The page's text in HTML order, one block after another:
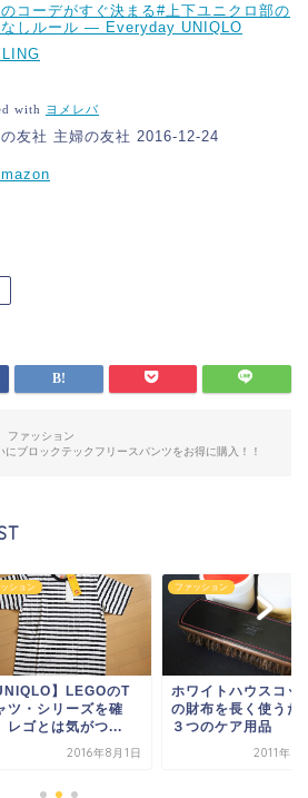
コーデがすぐ決まる#上下ユニクロ部の
なしルール ― Everyday UNIQLO
with ヨメレバ
友社 主婦の友社 2016-12-24
ファッション
にブロックテックフリースパンツをお得に購入！！
ション
】LEGOのT
ツ・シリーズを確
レゴとは気がつ...
2016年8月1日
ファッション
ホワイトハウスコッ
の財布を長く使うた
３つのケア用品
2011年12